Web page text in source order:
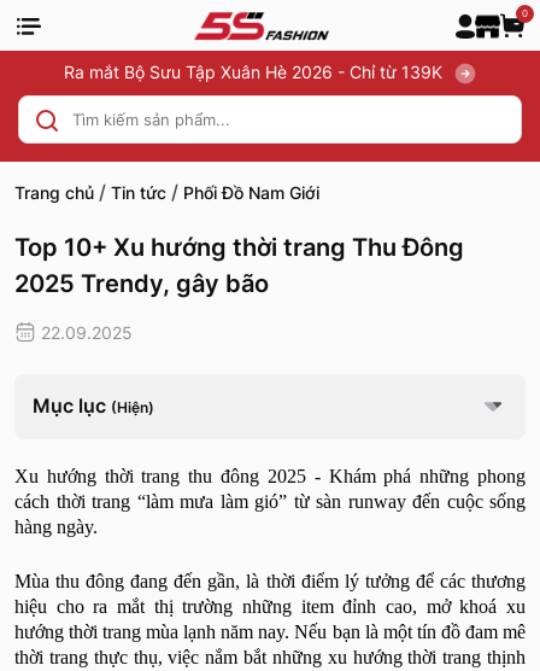
0
Ra mắt Bộ Sưu Tập Xuân Hè 2026 - Chỉ từ 139K
Trang chủ / Tin tức / Phối Đồ Nam Giới
Top 10+ Xu hướng thời trang Thu Đông
2025 Trendy, gây bão
22.09.2025
Mục lục (Hiện)
Xu hướng thời trang thu đông 2025 - Khám phá những phong
cách thời trang “làm mưa làm gió” từ sàn runway đến cuộc sống
hàng ngày.
Mùa thu đông đang đến gần, là thời điểm lý tưởng để các thương
hiệu cho ra mắt thị trường những item đỉnh cao, mở khoá xu
hướng thời trang mùa lạnh năm nay. Nếu bạn là một tín đồ đam mê
thời trang thực thụ, việc nắm bắt những xu hướng thời trang thịnh